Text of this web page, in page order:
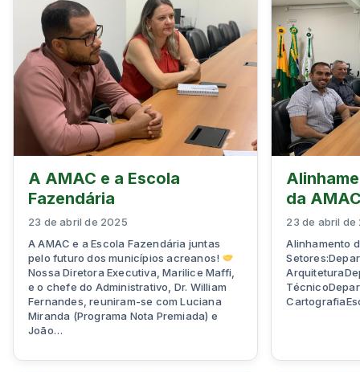
A AMAC e a Escola
Fazendária
23 de abril de 2025
A AMAC e a Escola Fazendária juntas
pelo futuro dos municípios acreanos!
Nossa Diretora Executiva, Marilice Maffi,
e o chefe do Administrativo, Dr. William
Fernandes, reuniram-se com Luciana
Miranda (Programa Nota Premiada) e
João…
da
23 de abril de
Alinhamento